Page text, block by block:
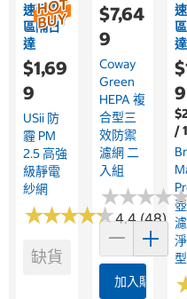
速配限
區隔日
達
$1,69
9
USii 防
霾 PM
2.5 高強
級靜電
紗網
★★★★★
★★★★★4.4 (48)
缺貨
$7,64
9
Coway
Green
HEPA 複
合型三
效防禦
濾網 二
入組
★★★★
★★★★
加入購物車
達
9
/